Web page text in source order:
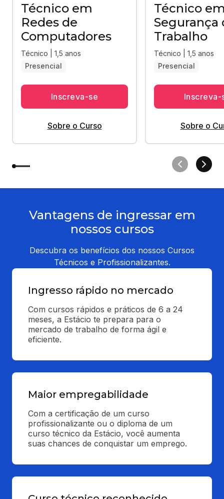
Técnico em
Redes de
Computadores
Técnico | 1,5 anos
Presencial
Inscreva-se
Sobre o Curso
Técnico
Segurança
Trabalho
Técnico | 1,5 anos
Presencial
Inscreva-
Sobre o
Vantagens de ingressar em
nossos cursos
Descubra os benefícios dos nossos Cursos
Técnicos e Profissionalizantes.
Ingresso rápido no mercado
Com cursos rápidos e práticos de 6 a 24
meses, a Estácio te prepara para o
mercado de trabalho de forma ágil e
eficiente.
Maior empregabilidade
Com a certificação de um curso
profissionalizante ou o diploma de um
curso técnico da Estácio, você aumenta
suas chances de conquistar um emprego.